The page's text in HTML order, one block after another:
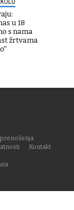
u 18
s nama
žrtvama
Kontakt